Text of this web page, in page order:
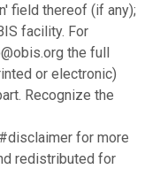
field thereof (if any);
facility. For
the full
or electronic)
Recognize the
for more
redistributed for